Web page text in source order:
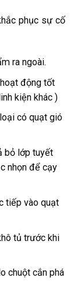
phục sự cố
ra ngoài.
động tốt
kiện khác )
có quạt gió
bỏ lớp tuyết
nhọn để cạy
tiếp vào quạt
tủ trước khi
chuột cắn phá